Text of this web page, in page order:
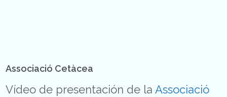
Associació Cetàcea
Vídeo de presentación de laAssociació